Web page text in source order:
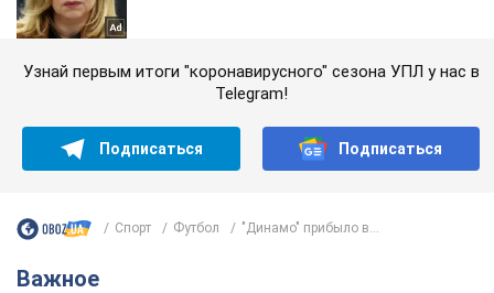
Узнай первым итоги "коронавирусного" сезона УПЛ у нас в
Telegram!
Подписаться Подписаться
Спорт Футбол "Динамо" прибыло в...
Важное